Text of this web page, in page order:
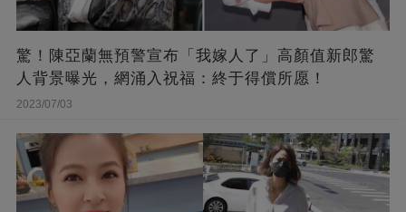
驚！陳亞蘭無預警宣布「我嫁人了」高顏值新郎驚
人背景曝光，網涌入祝福：終于得償所愿！
2023/07/03